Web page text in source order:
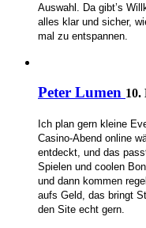
Auswahl. Da gibt’s
alles klar und sicher,
mal zu entspannen.
Peter Lumen 10.
Ich plan gern kleine
Casino-Abend online
entdeckt, und das
Spielen und coolen
und dann kommen
aufs Geld, das bringt
den Site echt gern.